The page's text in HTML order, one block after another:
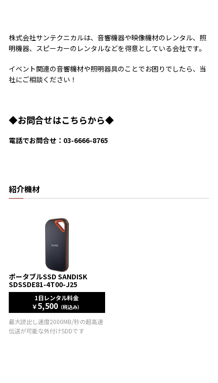
株式会社サンテクニカルは、音響機器や映像機材のレンタル、照
明機器、スピーカーのレンタルなどを得意としている会社です。
イベント関連の音響機材や照明器具のことでお困りでしたら、当
社にご相談ください！
◆お問合せはこちらから◆
電話でお問合せ：03-6666-8765
紹介機材
ポータブルSSD SANDISK
SDSSDE81-4T00-J25
1日レンタル料金
￥5,500（税込み）
最大読出し速度2000MB/秒の超高速
伝送が可能な外付けSDDです